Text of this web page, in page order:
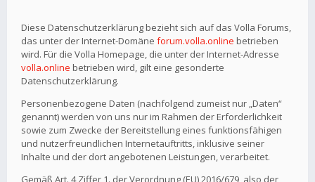
Diese Datenschutzerklärung bezieht sich auf das Volla Forums,
das unter der Internet-Domäne forum.volla.online betrieben
wird. Für die Volla Homepage, die unter der Internet-Adresse
volla.online betrieben wird, gilt eine gesonderte
Datenschutzerklärung.
Personenbezogene Daten (nachfolgend zumeist nur „Daten“
genannt) werden von uns nur im Rahmen der Erforderlichkeit
sowie zum Zwecke der Bereitstellung eines funktionsfähigen
und nutzerfreundlichen Internetauftritts, inklusive seiner
Inhalte und der dort angebotenen Leistungen, verarbeitet.
Gemäß Art. 4 Ziffer 1. der Verordnung (EU) 2016/679, also der